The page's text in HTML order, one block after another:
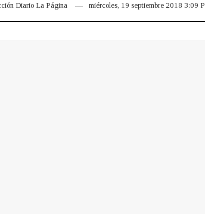
Diario La Página miércoles, 19 septiembre 2018 3:09